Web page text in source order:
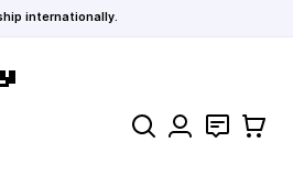
internationally.
搜索 聯絡 購物車